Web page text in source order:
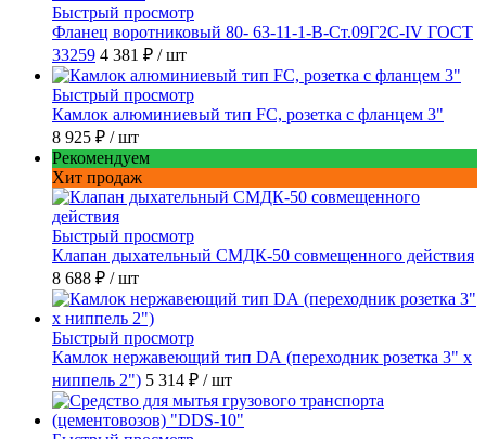
Быстрый просмотр
Фланец воротниковый 80- 63-11-1-B-Ст.09Г2С-IV ГОСТ
33259 4 381 ₽ / шт
Быстрый просмотр
Камлок алюминиевый тип FC, розетка с фланцем 3"
8 925 ₽ / шт
Рекомендуем
Хит продаж
Быстрый просмотр
Клапан дыхательный СМДК-50 совмещенного действия
8 688 ₽ / шт
Быстрый просмотр
Камлок нержавеющий тип DА (переходник розетка 3" х
ниппель 2") 5 314 ₽ / шт